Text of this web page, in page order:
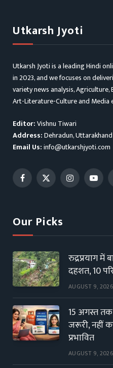
Utkarsh Jyoti
Utkarsh Jyoti is a leading Hindi
in 2023, and we focuses on
variety news analysis, Agriculture,
Art-Literature-Culture and Media
Editor:Vishnu Tiwari
Address:Dehradun,
Email Us:info@utkarshjyoti.com
Facebook
X
Instagram
Our Picks
रुद्रप्रयाग
दहशत, 10
AUGUST 9, 2026
15 अगस्त
जरूरी, नहीं
प्रभावित
AUGUST 9, 2026